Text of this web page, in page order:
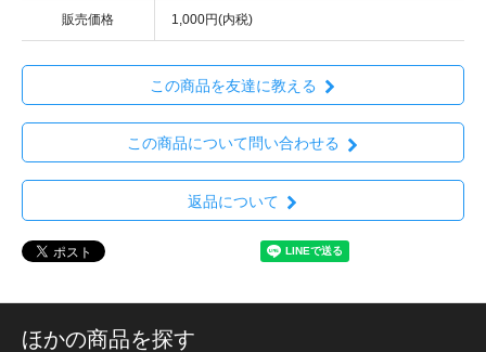
販売価格 1,000円(内税)
この商品を友達に教える
この商品について問い合わせる
返品について
ほかの商品を探す